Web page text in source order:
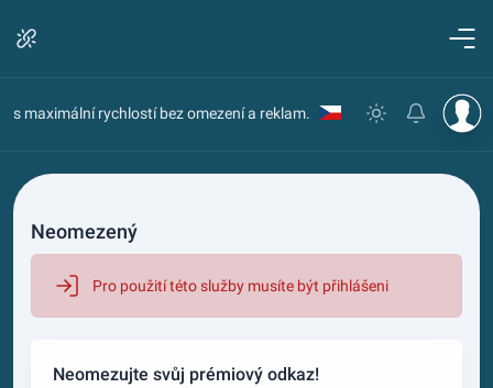
s maximální rychlostí bez omezení a reklam.
Neomezený
Pro použití této služby musíte být přihlášeni
Neomezujte svůj prémiový odkaz!